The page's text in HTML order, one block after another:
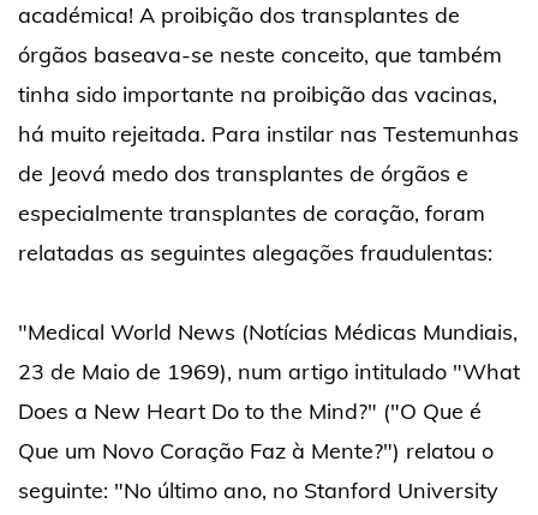
académica! A proibição dos transplantes de
órgãos baseava-se neste conceito, que também
tinha sido importante na proibição das vacinas,
há muito rejeitada. Para instilar nas Testemunhas
de Jeová medo dos transplantes de órgãos e
especialmente transplantes de coração, foram
relatadas as seguintes alegações fraudulentas:
"Medical World News (Notícias Médicas Mundiais,
23 de Maio de 1969), num artigo intitulado "What
Does a New Heart Do to the Mind?" ("O Que é
Que um Novo Coração Faz à Mente?") relatou o
seguinte: "No último ano, no Stanford University